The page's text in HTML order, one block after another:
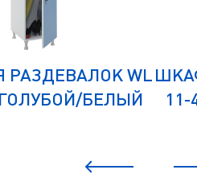
WL
ГОЛУБОЙ/БЕЛЫЙ